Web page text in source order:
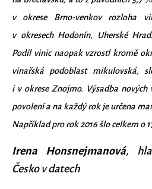
v okrese Brno-venkov rozloha
v okresech Hodonín, Uherské
Podíl vinic naopak vzrostl kromě
vinařská podoblast mikulovská,
i v okrese Znojmo. Výsadba nových
povolení a na každý rok je určena
Například pro rok 2016 šlo celkem o
Irena Honsnejmanová,
Česko v datech